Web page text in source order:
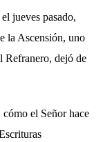
jueves pasado,
la Ascensión, uno
Refranero, dejó de
el Señor hace